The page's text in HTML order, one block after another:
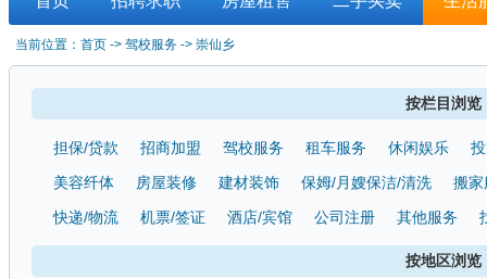
当前位置： 首页 -> 驾校服务 -> 崇仙乡
按栏目浏览
担保/贷款 招商加盟 驾校服务 租车服务 休闲娱乐
美容纤体
房屋装修 建材装饰 保姆/月嫂保洁/清洗
搬家
快递/物流
机票/签证 酒店/宾馆 公司注册 其他服务
按地区浏览